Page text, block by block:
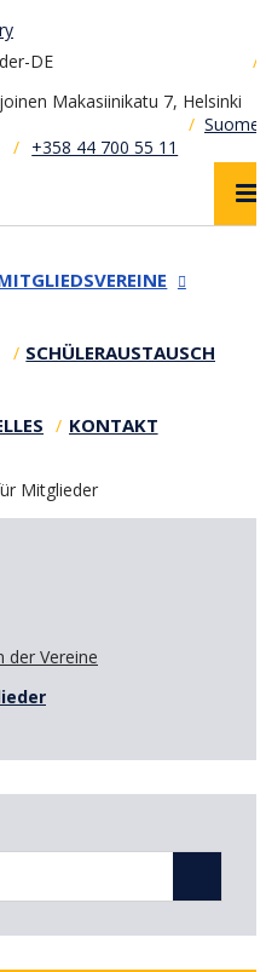
DE
Makasiinikatu 7, Helsinki
/
+358 44 700 55 11
/
SCHÜLERAUSTAUSCH
KONTAKT
Vereine